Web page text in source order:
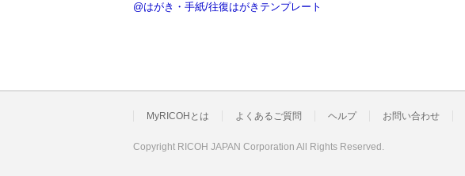
@はがき・手紙/往復はがきテンプレート
MyRICOHとは よくあるご質問 ヘルプ お問い合わせ
Copyright RICOH JAPAN Corporation All Rights Reserved.